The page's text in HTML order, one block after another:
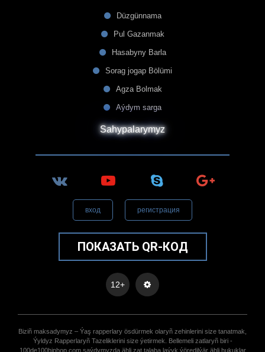
Düzgünnama
Pul Gazanmak
Hasabyny Barla
Sorag jogap Bölümi
Agza Bolmak
Aýdym sarga
Sahypalarymyz
вход регистрация
ПОКАЗАТЬ QR-КОД
12+
Biziñ maksadymyz – Ýaş rapperlary ösdürmek olaryñ zehinlerini size tanatmak,
Ýyldyz Rapperlaryñ Tazeliklerini size ýetirmek. Bellemeli zatlaryñ biri -
100de100hiphop.com saýdymyzda ähli zat talaba laýyk ýöredilýär ähli hukuklar